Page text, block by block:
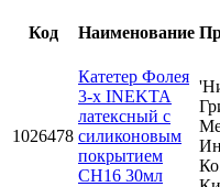
Код Наименование
1026478
Катетер Фолея
3-х INEKTA
латексный с
силиконовым
покрытием
CH16 30мл